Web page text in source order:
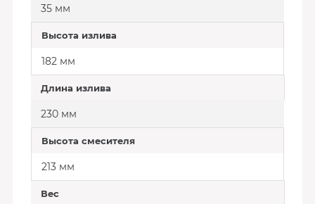
35 мм
Высота излива
182 мм
Длина излива
230 мм
Высота смесителя
213 мм
Вес